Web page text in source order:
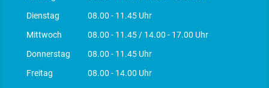
Dienstag
08.00 - 11.45 Uhr
Mittwoch
08.00 - 11.45 / 14.00 - 17.00 Uhr
Donnerstag
08.00 - 11.45 Uhr
Freitag
08.00 - 14.00 Uhr